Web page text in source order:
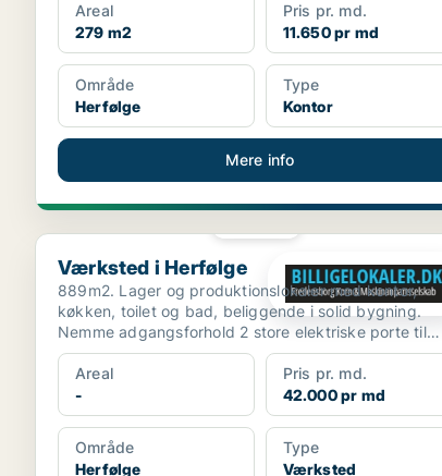
Areal
279 m2
Pris pr. md.
11.650 pr md
Område
Herfølge
Type
Kontor
Mere info
Værksted i Herfølge
Værksted i Herfølge
889m2. Lager og produktionslokaler med kontor,
køkken, toilet og bad, beliggende i solid bygning.
Nemme adgangsforhold 2 store elektriske porte til
lager, pl...
Areal
-
Pris pr. md.
42.000 pr md
Område
Herfølge
Type
Værksted